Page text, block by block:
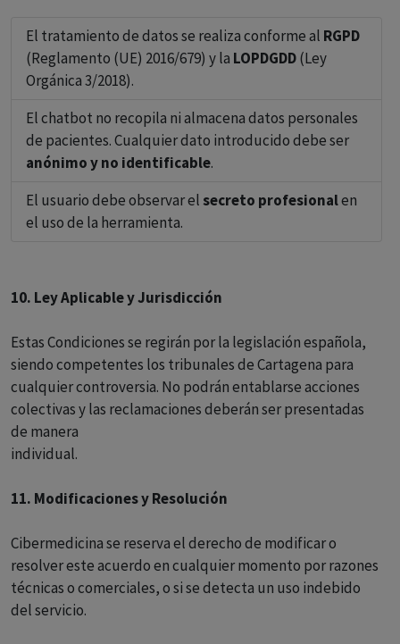
El tratamiento de datos se realiza conforme al RGPD
(Reglamento (UE) 2016/679) y la LOPDGDD(Ley
Orgánica 3/2018).
El chatbot no recopila ni almacena datos personales
de pacientes. Cualquier dato introducido debe ser
anónimo y no identificable.
El usuario debe observar el secreto profesionalen
el uso de la herramienta.
10. Ley Aplicable y Jurisdicción
Estas Condiciones se regirán por la legislación española,
siendo competentes los tribunales de Cartagena para
cualquier controversia. No podrán entablarse acciones
colectivas y las reclamaciones deberán ser presentadas
de manera
individual.
11. Modificaciones y Resolución
Cibermedicina se reserva el derecho de modificar o
resolver este acuerdo en cualquier momento por razones
técnicas o comerciales, o si se detecta un uso indebido
del servicio.